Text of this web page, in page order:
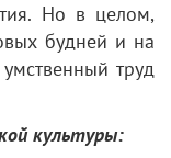
Но в целом,
будней и на
труд
культуры: